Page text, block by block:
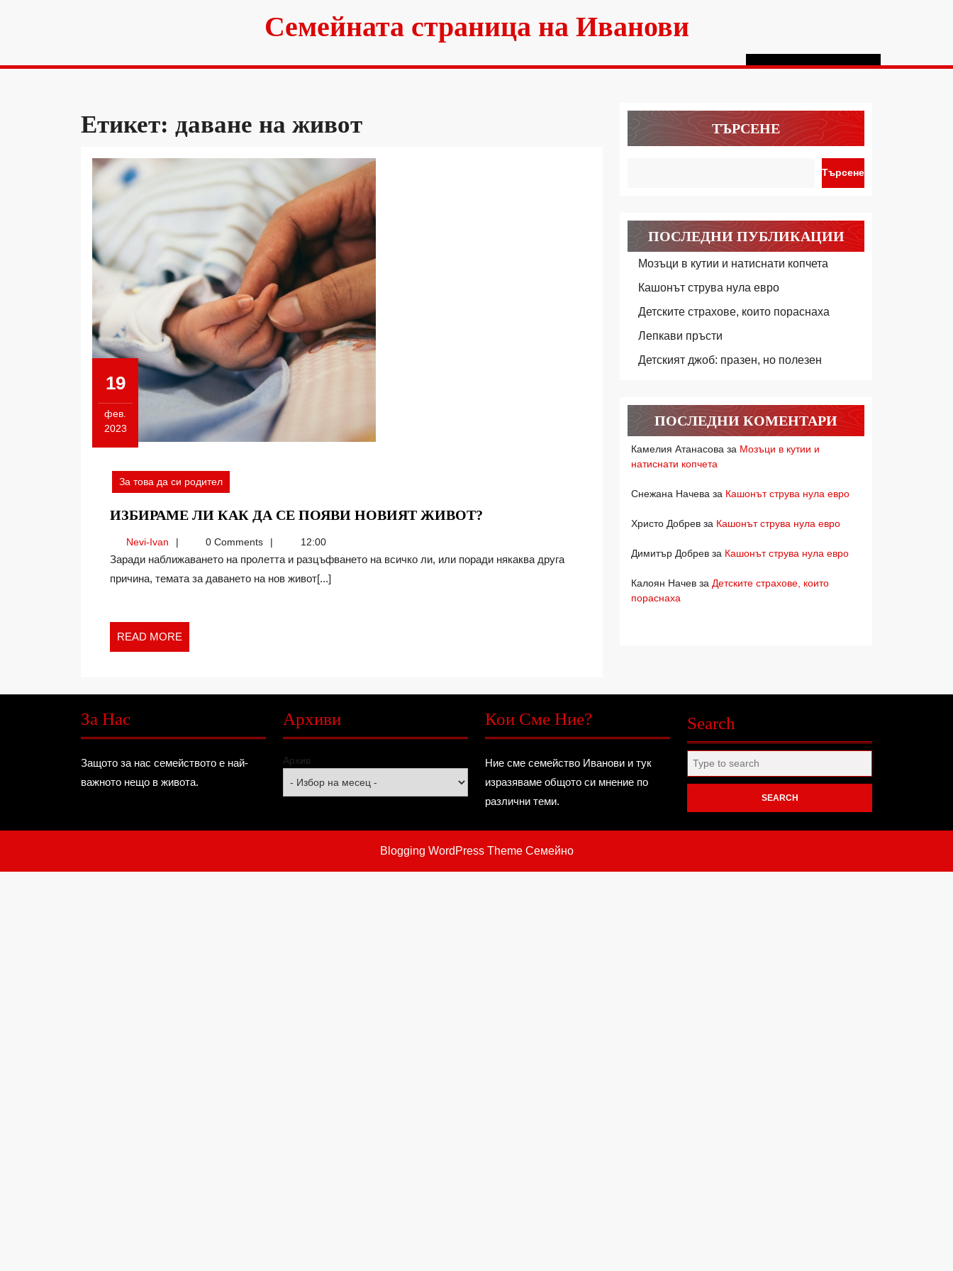
Семейната страница на Иванови
Етикет: даване на живот
19
фев.
2023
19.02.2023
За това да си родител
ИЗБИРАМЕ ЛИ КАК ДА СЕ ПОЯВИ НОВИЯТ ЖИВОТ?
ДА
Nevi-IvanNevi-
Ivan
0 Comments 12:00
Заради наближаването на пролетта и разцъфването на всичко ли, или поради някаква друга
причина, темата за даването на нов живот[...]
READ MORE
MORE
ТЪРСЕНЕ
Търсене
ПОСЛЕДНИ ПУБЛИКАЦИИ
Мозъци в кутии и натиснати копчета
Кашонът струва нула евро
Детските страхове, които пораснаха
Лепкави пръсти
Детският джоб: празен, но полезен
ПОСЛЕДНИ КОМЕНТАРИ
Камелия Атанасова за Мозъци в кутии и
натиснати копчета
Снежана Начева за Кашонът струва нула евро
Христо Добрев за Кашонът струва нула евро
Димитър Добрев за Кашонът струва нула евро
Калоян Начев за Детските страхове, които
пораснаха
За Нас
Защото за нас семейството е най-
важното нещо в живота.
Архиви
Архив
Кои Сме Ние?
Ние сме семейство Иванови и тук
изразяваме общото си мнение по
различни теми.
Search
for:
Blogging WordPress ThemeСемейно